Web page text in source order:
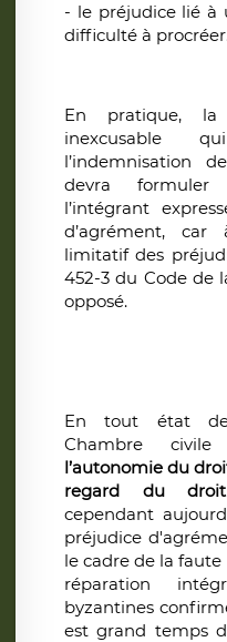
- le préjudice lié à
difficulté à
En pratique, la
inexcusable
l’indemnisation
devra
l’intégrant
d’agrément,
limitatif des
452-3 du Code de
opposé.
En tout état
Chambre civile
l’autonomie du
regard du
cependant
préjudice
le cadre de la
réparation
byzantines
est grand temps